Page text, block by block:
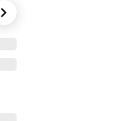
NarasiNews.com